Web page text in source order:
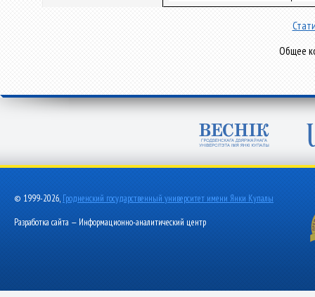
Общее
© 1999-2026, Гродненский государственный университет имени Янки Купалы
Разработка сайта — Информационно-аналитический центр